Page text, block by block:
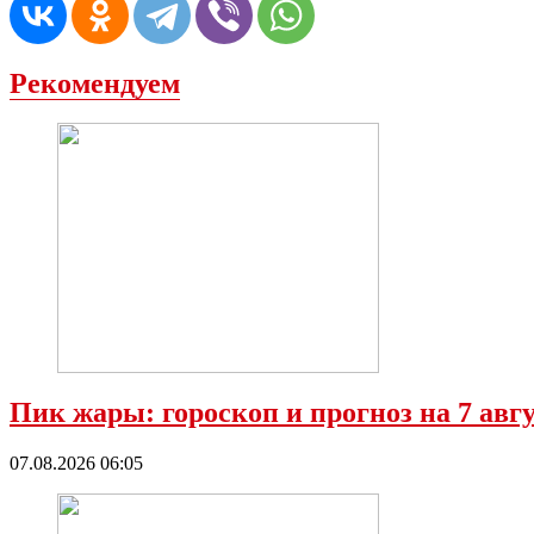
Рекомендуем
Пик жары: гороскоп и прогноз на 7
07.08.2026 06:05